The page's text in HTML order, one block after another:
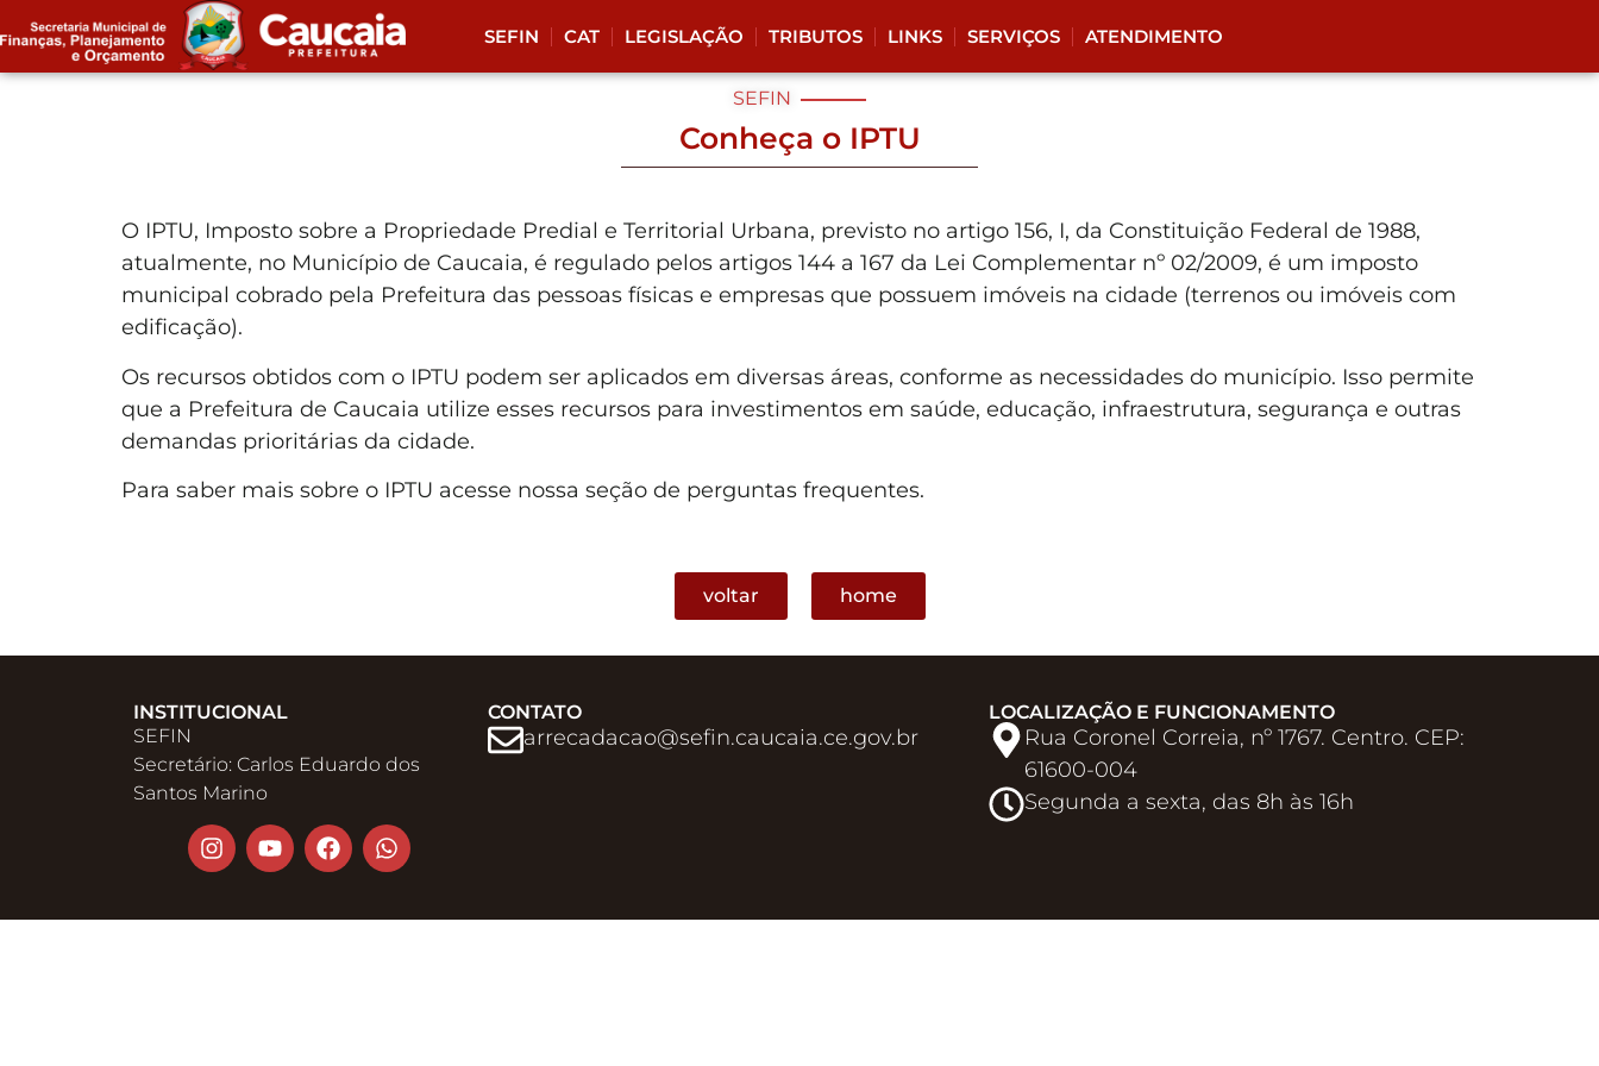
SEFIN CAT LEGISLAÇÃO TRIBUTOS LINKS SERVIÇOS ATENDIMENTO
SEFIN
Conheça o IPTU
O IPTU, Imposto sobre a Propriedade Predial e Territorial Urbana, previsto no artigo 156, I, da Constituição Federal de 1988,
atualmente, no Município de Caucaia, é regulado pelos artigos 144 a 167 da Lei Complementar nº 02/2009, é um imposto
municipal cobrado pela Prefeitura das pessoas físicas e empresas que possuem imóveis na cidade (terrenos ou imóveis com
edificação).
Os recursos obtidos com o IPTU podem ser aplicados em diversas áreas, conforme as necessidades do município. Isso permite
que a Prefeitura de Caucaia utilize esses recursos para investimentos em saúde, educação, infraestrutura, segurança e outras
demandas prioritárias da cidade.
Para saber mais sobre o IPTU acesse nossa seção de perguntas frequentes.
voltar home
INSTITUCIONAL
SEFIN
Secretário: Carlos Eduardo dos
Santos Marino
CONTATO
arrecadacao@sefin.caucaia.ce.gov.br​
LOCALIZAÇÃO E FUNCIONAMENTO
Rua Coronel Correia, nº 1767. Centro. CEP:
61600-004
Segunda a sexta, das 8h às 16h